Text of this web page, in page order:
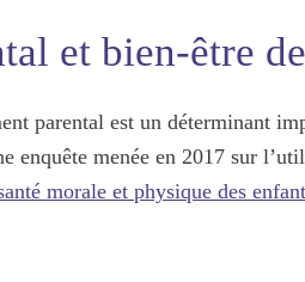
et bien-être
parental est un déterminant
enquête menée en 2017 sur
morale et physique des